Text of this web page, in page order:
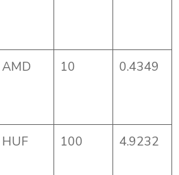
AMD 10 0.4349
HUF 100 4.9232